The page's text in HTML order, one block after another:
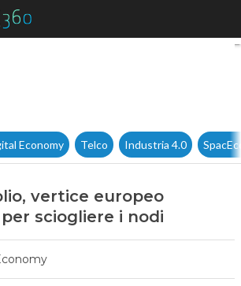
Diritto all’oblio, vertice
Economy Telco Industria 4.0
vertice europeo
sciogliere i nodi